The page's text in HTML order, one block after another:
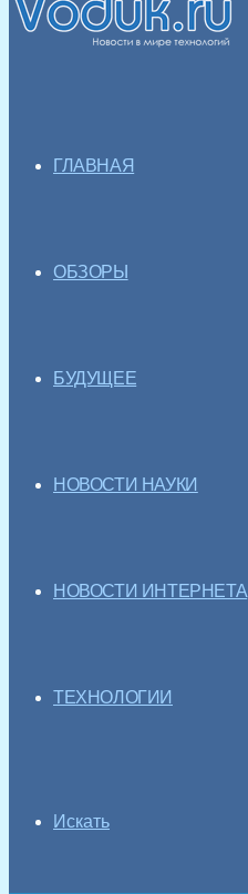
ГЛАВНАЯ
ОБЗОРЫ
БУДУЩЕЕ
НОВОСТИ НАУКИ
НОВОСТИ ИНТЕРНЕТА
ТЕХНОЛОГИИ
Искать